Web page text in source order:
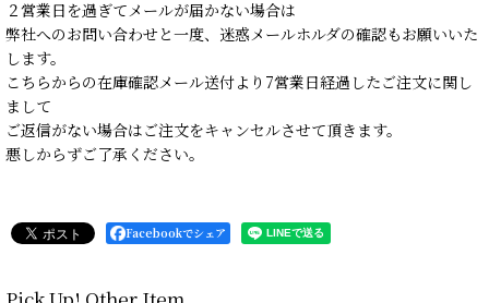
２営業日を過ぎてメールが届かない場合は
弊社へのお問い合わせと一度、迷惑メールホルダの確認もお願いいた
します。
こちらからの在庫確認メール送付より7営業日経過したご注文に関し
まして
ご返信がない場合はご注文をキャンセルさせて頂きます。
悪しからずご了承ください。
Facebookでシェア